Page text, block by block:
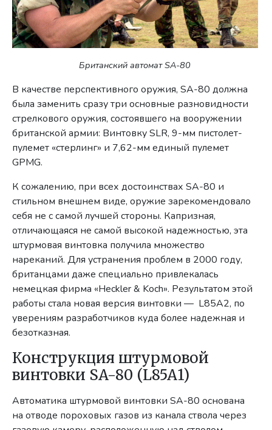
Британский автомат SA-80
В качестве перспективного оружия, SA-80 должна
была заменить сразу три основные разновидности
стрелкового оружия, состоявшего на вооружении
британской армии: Винтовку SLR, 9-мм пистолет-
пулемет «стерлинг» и 7,62-мм единый пулемет
GPMG.
К сожалению, при всех достоинствах SA-80 и
стильном внешнем виде, оружие зарекомендовало
себя не с самой лучшей стороны. Капризная,
отличающаяся не самой высокой надежностью, эта
штурмовая винтовка получила множество
нареканий. Для устранения проблем в 2000 году,
британцами даже специально привлекалась
немецкая фирма «Heckler & Koch». Результатом этой
работы стала новая версия винтовки — L85A2, по
уверениям разработчиков куда более надежная и
безотказная.
Конструкция штурмовой
винтовки SA-80 (L85A1)
Автоматика штурмовой винтовки SA-80 основана
на отводе пороховых газов из канала ствола через